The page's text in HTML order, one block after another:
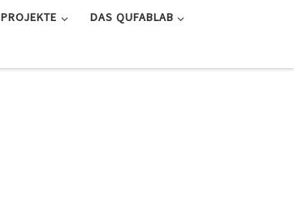
PROJEKTE DAS QUFABLAB